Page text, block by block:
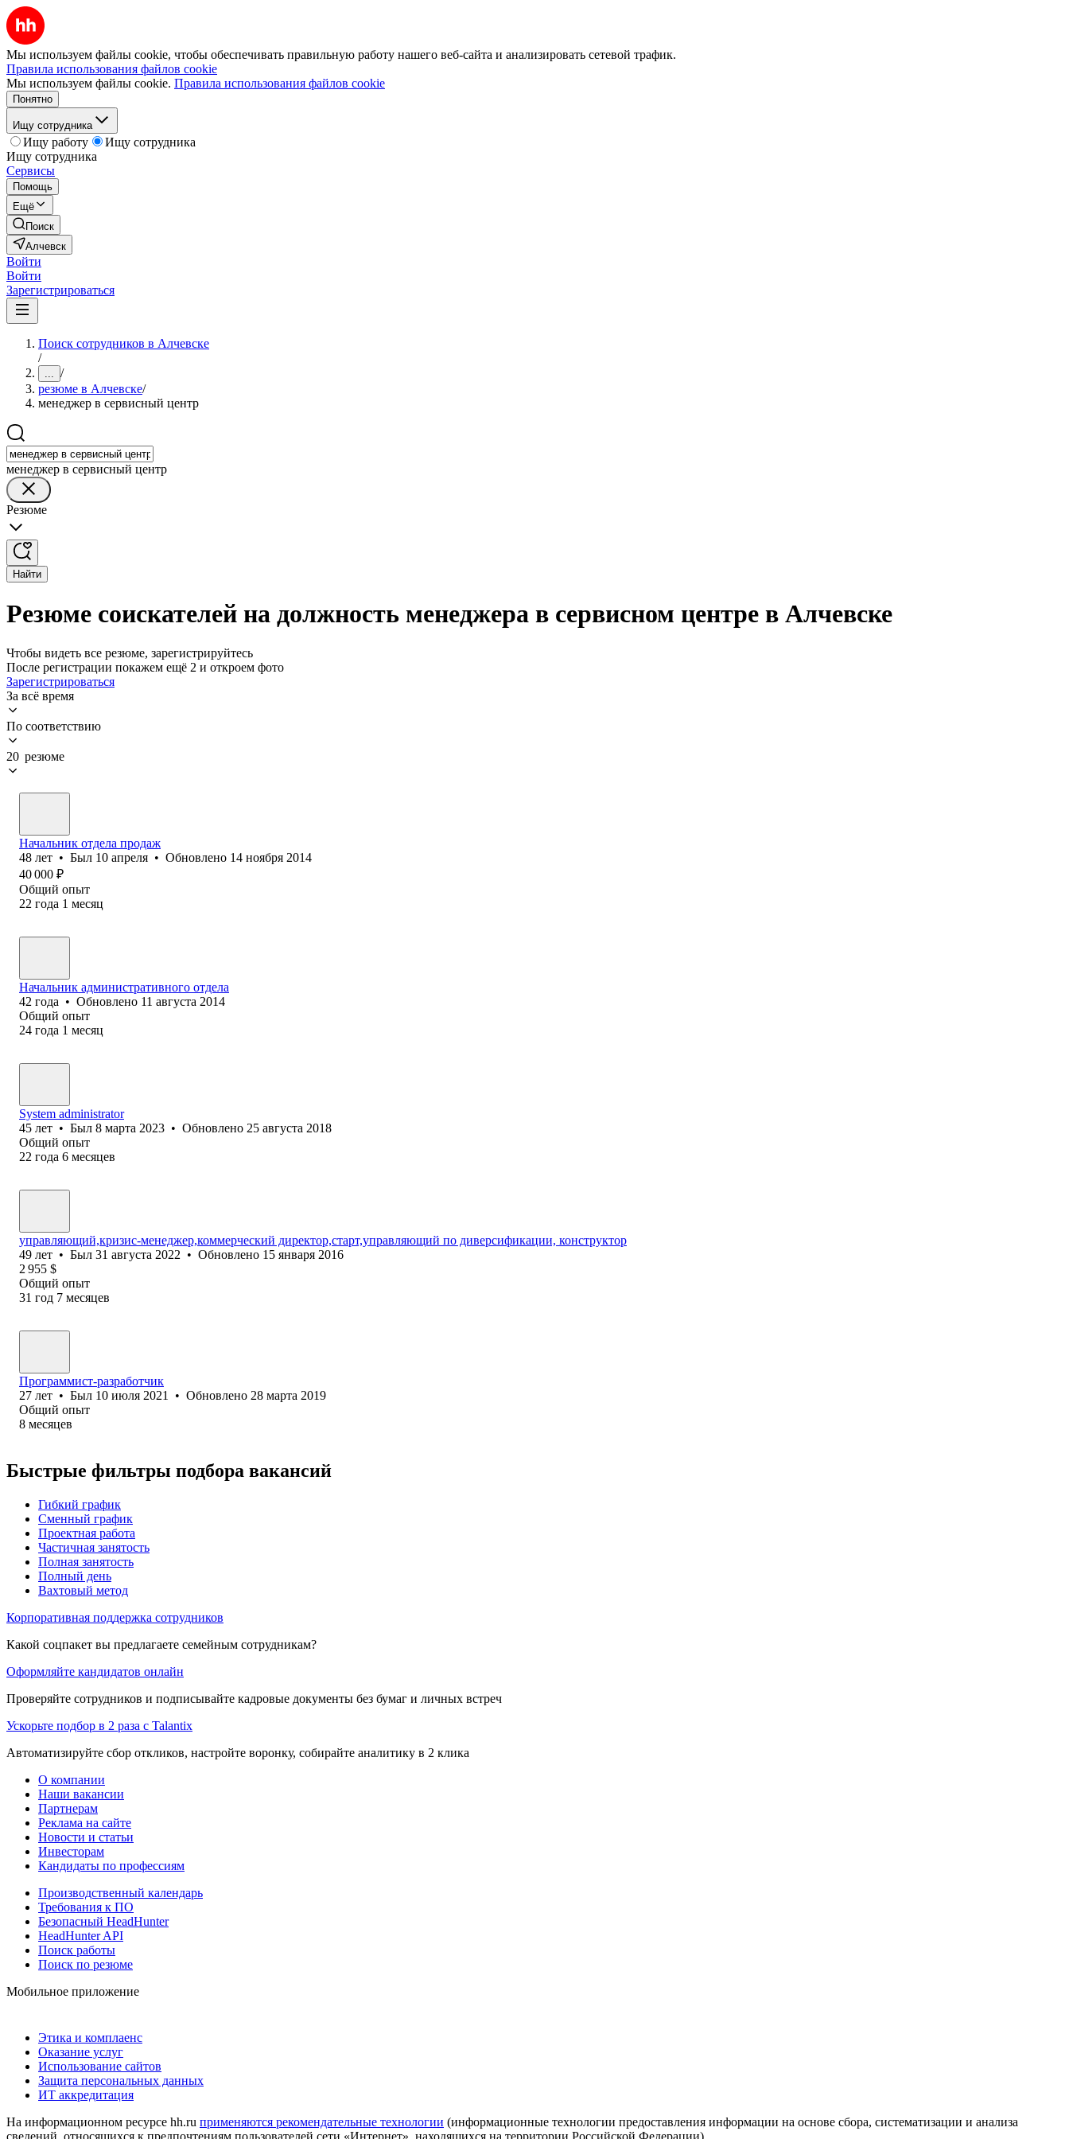
Мы используем файлы cookie, чтобы обеспечивать правильную работу нашего веб-сайта и анализировать сетевой трафик.
Правила использования файлов cookie
Мы используем файлы cookie. Правила использования файлов cookie
Понятно
Ищу сотрудника
Ищу работу
Ищу сотрудника
Ищу сотрудника
Сервисы
Помощь
Ещё
Поиск
Алчевск
Войти
Войти
Зарегистрироваться
Поиск сотрудников в Алчевске
/
... /
резюме в Алчевске/
менеджер в сервисный центр
менеджер в сервисный центр
Резюме
Найти
Резюме соискателей на должность менеджера в сервисном центре в Алчевске
Чтобы видеть все резюме, зарегистрируйтесь
После регистрации покажем ещё 2 и откроем фото
Зарегистрироваться
За всё время
По соответствию
20 резюме
Начальник отдела продаж
48 лет • Был 10 апреля • Обновлено 14 ноября 2014
40 000 ₽
Общий опыт
22 года 1 месяц
Начальник административного отдела
42 года • Обновлено 11 августа 2014
Общий опыт
24 года 1 месяц
System administrator
45 лет • Был 8 марта 2023 • Обновлено 25 августа 2018
Общий опыт
22 года 6 месяцев
управляющий,кризис-менеджер,коммерческий директор,старт,управляющий по диверсификации, конструктор
49 лет • Был 31 августа 2022 • Обновлено 15 января 2016
2 955 $
Общий опыт
31 год 7 месяцев
Программист-разработчик
27 лет • Был 10 июля 2021 • Обновлено 28 марта 2019
Общий опыт
8 месяцев
Быстрые фильтры подбора вакансий
Гибкий график
Сменный график
Проектная работа
Частичная занятость
Полная занятость
Полный день
Вахтовый метод
Корпоративная поддержка сотрудников
Какой соцпакет вы предлагаете семейным сотрудникам?
Оформляйте кандидатов онлайн
Проверяйте сотрудников и подписывайте кадровые документы без бумаг и личных встреч
Ускорьте подбор в 2 раза с Talantix
Автоматизируйте сбор откликов, настройте воронку, собирайте аналитику в 2 клика
О компании
Наши вакансии
Партнерам
Реклама на сайте
Новости и статьи
Инвесторам
Кандидаты по профессиям
Производственный календарь
Требования к ПО
Безопасный HeadHunter
HeadHunter API
Поиск работы
Поиск по резюме
Мобильное приложение
Этика и комплаенс
Оказание услуг
Использование сайтов
Защита персональных данных
ИТ аккредитация
На информационном ресурсе hh.ru применяются рекомендательные технологии (информационные технологии предоставления информации на основе сбора, систематизации и анализа
сведений, относящихся к предпочтениям пользователей сети «Интернет», находящихся на территории Российской Федерации)